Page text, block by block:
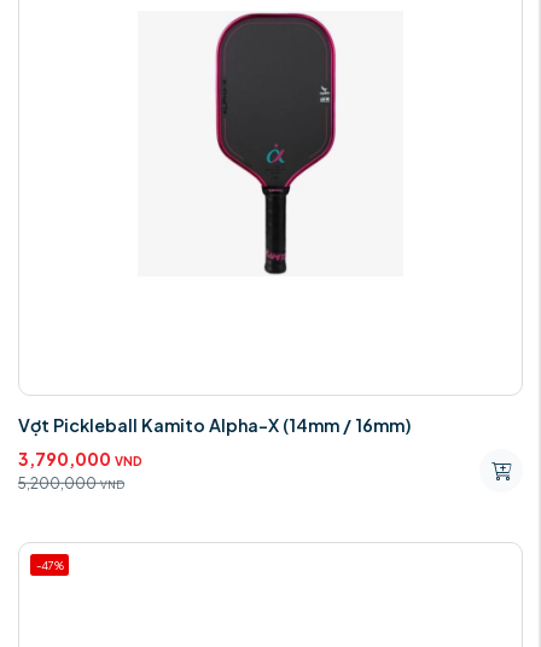
Vợt Pickleball Kamito Alpha-X (14mm / 16mm)
3,790,000 VND
5,200,000 VND
-47%